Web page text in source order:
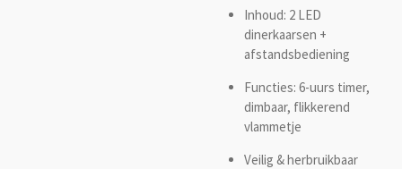
Inhoud: 2 LED
dinerkaarsen +
afstandsbediening
Functies: 6-uurs timer,
dimbaar, flikkerend
vlammetje
Veilig & herbruikbaar